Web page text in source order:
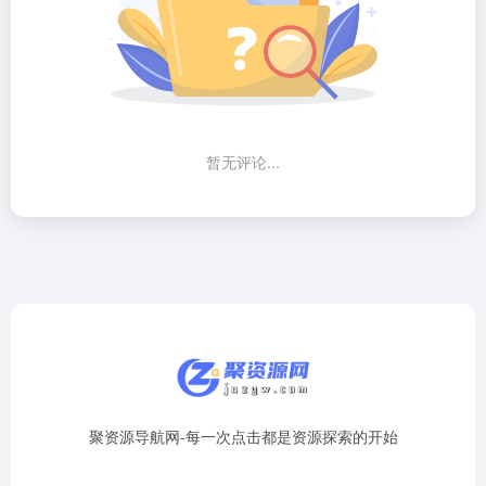
暂无评论...
聚资源导航网-每一次点击都是资源探索的开始